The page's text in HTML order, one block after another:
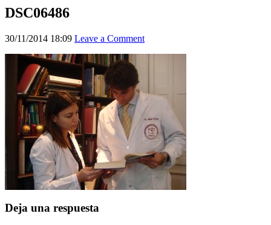
DSC06486
30/11/2014 18:09 Leave a Comment
Deja una respuesta